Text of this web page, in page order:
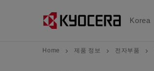
Korea
Home 제품 정보 전자부품